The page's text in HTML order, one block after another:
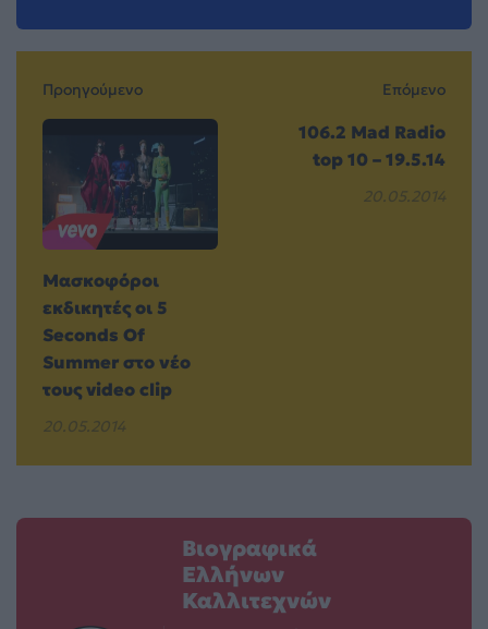
Προηγούμενο
Μασκοφόροι
εκδικητές οι 5
Seconds Of
Summer στο νέο
τους video clip
20.05.2014
Επόμενο
106.2 Mad Radio
top 10 – 19.5.14
20.05.2014
Βιογραφικά
Ελλήνων
Καλλιτεχνών